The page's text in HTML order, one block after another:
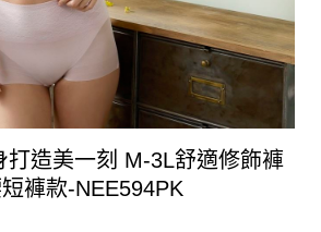
打造美一刻 M-3L舒適修飾褲
褲款-NEE594PK